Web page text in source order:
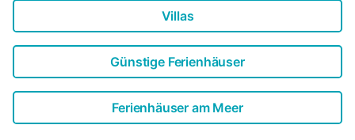
Villas
Günstige Ferienhäuser
Ferienhäuser am Meer